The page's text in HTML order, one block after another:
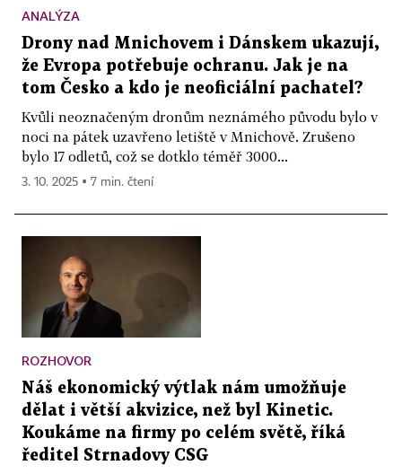
ANALÝZA
Drony nad Mnichovem i Dánskem ukazují,
že Evropa potřebuje ochranu. Jak je na
tom Česko a kdo je neoficiální pachatel?
Kvůli neoznačeným dronům neznámého původu bylo v
noci na pátek uzavřeno letiště v Mnichově. Zrušeno
bylo 17 odletů, což se dotklo téměř 3000...
3. 10. 2025 ▪ 7 min. čtení
ROZHOVOR
Náš ekonomický výtlak nám umožňuje
dělat i větší akvizice, než byl Kinetic.
Koukáme na firmy po celém světě, říká
ředitel Strnadovy CSG